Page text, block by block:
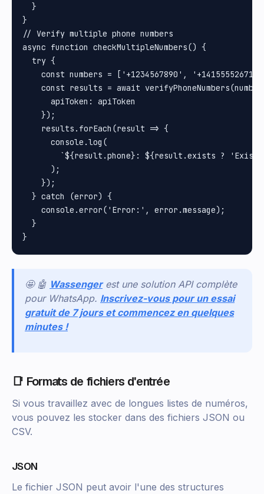
  }
}
// Verify multiple phone numbers
async function checkMultipleNumbers() {
  try {
const numbers = ['+1234567890',
const results = await
      apiToken: apiToken
    });
    results.forEach(result => {
      console.log(
`${result.phone}: ${result.exists ?
      );
    });
  } catch (error) {
    console.error('Error:', error.message);
  }
🤩 🤖 Wassenger est une solution API complète
pour WhatsApp. Inscrivez-vous pour un essai
gratuit de 7 jours et commencez en quelques
minutes !
📑 Formats de fichiers d'entrée
Si vous travaillez avec de longues listes de numéros,
vous pouvez les stocker dans des fichiers JSON ou
CSV.
JSON
Le fichier JSON peut avoir l'une des structures